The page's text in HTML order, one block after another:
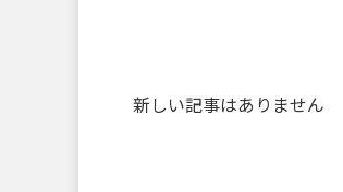
新しい記事はありません